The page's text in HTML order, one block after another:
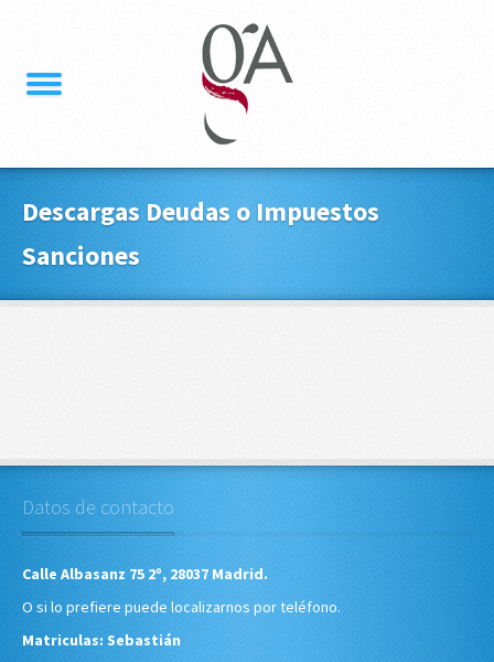
Descargas Deudas o Impuestos
Sanciones
Datos de contacto
Calle Albasanz 75 2º, 28037 Madrid.
O si lo prefiere puede localizarnos por teléfono.
Matriculas: Sebastián